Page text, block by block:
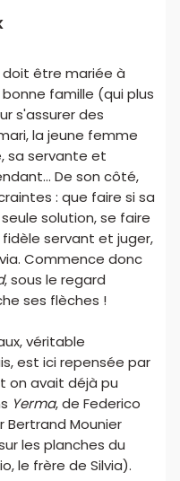
doit être mariée à
famille (qui plus
s'assurer des
la jeune femme
sa servante et
De son côté,
: que faire si sa
solution, se faire
servant et juger,
Commence donc
, sous le regard
ses flèches !
véritable
est ici repensée par
on avait déjà pu
Yerma, de Federico
Bertrand Mounier
les planches du
le frère de Silvia).